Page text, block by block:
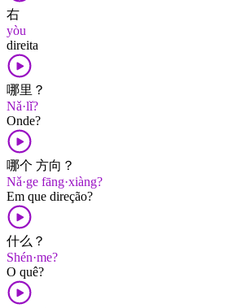
右
yòu
direita
哪里？
Nǎ·lǐ?
Onde?
哪个 方向？
Nǎ·ge fāng·xiàng?
Em que direção?
什么？
Shén·me?
O quê?